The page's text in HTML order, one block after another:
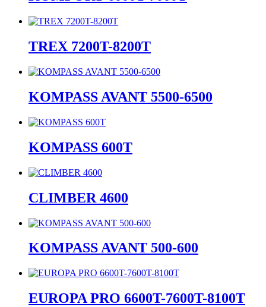
TREX 7200T-8200T
KOMPASS AVANT 5500-6500
KOMPASS 600T
CLIMBER 4600
KOMPASS AVANT 500-600
EUROPA PRO 6600T-7600T-8100T